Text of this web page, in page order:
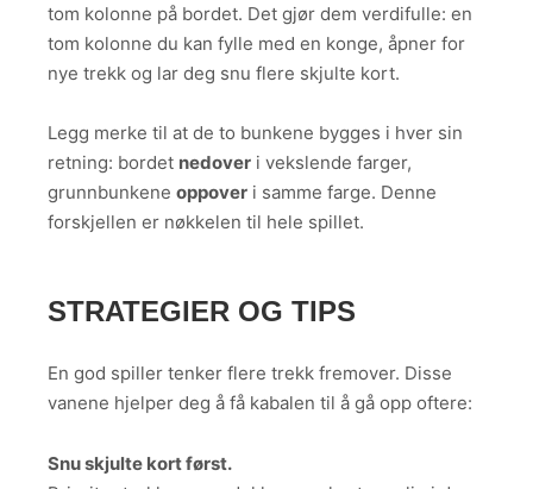
tom kolonne på bordet. Det gjør dem verdifulle: en
tom kolonne du kan fylle med en konge, åpner for
nye trekk og lar deg snu flere skjulte kort.
Legg merke til at de to bunkene bygges i hver sin
retning: bordet nedover i vekslende farger,
grunnbunkene oppover i samme farge. Denne
forskjellen er nøkkelen til hele spillet.
STRATEGIER OG TIPS
En god spiller tenker flere trekk fremover. Disse
vanene hjelper deg å få kabalen til å gå opp oftere:
Snu skjulte kort først.